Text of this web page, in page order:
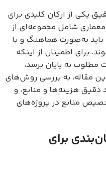
یکی از ارکان کلیدی برای
شامل مجموعه‌ای از
به‌صورت هماهنگ و با
برای اطمینان از اینکه
مطلوب به پایان برسد،
مقاله، به بررسی روش‌های
دقیق هزینه‌ها و منابع، و
منابع در پروژه‌های
برای